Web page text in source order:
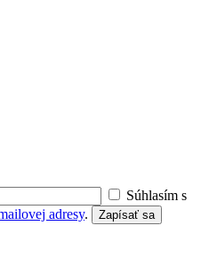
Súhlasím s
adresy. Zapísať sa